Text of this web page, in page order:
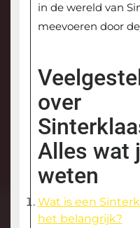
in de wereld van
meevoeren door
over
Alles wat
weten
Wat is een
het belangrijk?